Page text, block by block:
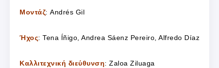
Μοντάζ: Andrés Gil
Ήχος: Tena Íñigo, Andrea Sáenz Pereiro, Alfredo Díaz
Καλλιτεχνική διεύθυνση: Zaloa Ziluaga